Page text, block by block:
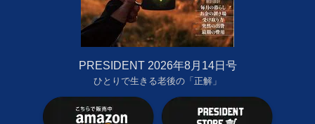
PRESIDENT 2026年8月14日号
ひとりで生きる老後の「正解」